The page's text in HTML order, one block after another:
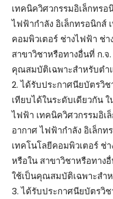
เทคนิควิศวกรรมอิเล็กทรอ
ไฟฟ้ากำลัง อิเล็กทรอนิกส์
คอมพิวเตอร์ ช่างไฟฟ้า ช่า
สาขาวิชาหรือทางอื่นที่ ก.
คุณสมบัติเฉพาะสำหรับตำ
2. ได้รับประกาศนียบัตรวิ
เทียบได้ในระดับเดียวกัน
ไฟฟ้า เทคนิควิศวกรรมอิเ
อากาศ ไฟฟ้ากำลัง อิเล็ก
เทคโนโลยีคอมพิวเตอร์ ช่
หรือใน สาขาวิชาหรือทาง
ใช้เป็นคุณสมบัติเฉพาะสำ
3. ได้รับประกาศนียบัตรวิ